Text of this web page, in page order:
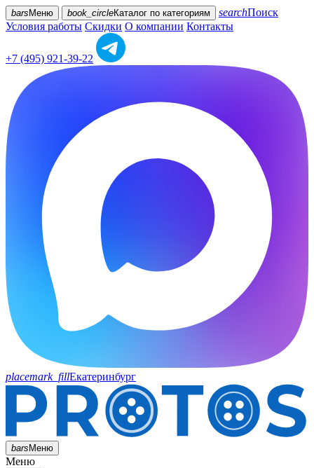
bars Меню book_circleКаталог по категориям searchПоиск
Условия работы Скидки О компании Контакты
+7 (495) 921-39-22
placemark_fillЕкатеринбург
barsМеню
Меню